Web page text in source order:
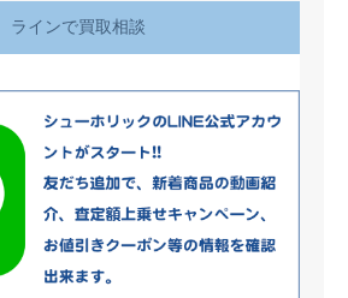
ラインで買取相談